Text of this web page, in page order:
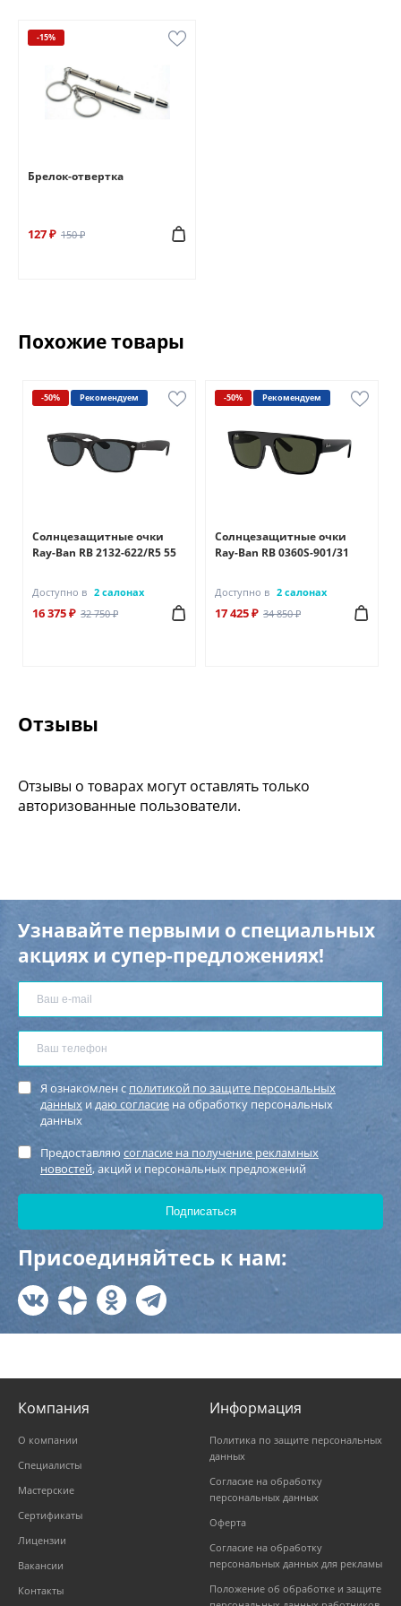
-15%
Брелок-отвертка
127 ₽ 150 ₽
Похожие товары
-50% Рекомендуем
Солнцезащитные очки
Ray-Ban RB 2132-622/R5 55
Доступно в 2 салонах
16 375 ₽ 32 750 ₽
-50% Рекомендуем
Солнцезащитные очки
Ray-Ban RB 0360S-901/31
Доступно в 2 салонах
17 425 ₽ 34 850 ₽
Отзывы
Отзывы о товарах могут оставлять только
авторизованные пользователи.
Узнавайте первыми о специальных
акциях и супер-предложениях!
Я ознакомлен с политикой по защите персональных
данных идаю согласие на обработку персональных
данных
Предоставляю согласие на получение рекламных
новостей, акций и персональных предложений
Присоединяйтесь к нам:
Компания
О компании
Специалисты
Мастерские
Сертификаты
Лицензии
Вакансии
Контакты
Информация
Политика по защите персональных
данных
Согласие на обработку
персональных данных
Оферта
Согласие на обработку
персональных данных для рекламы
Положение об обработке и защите